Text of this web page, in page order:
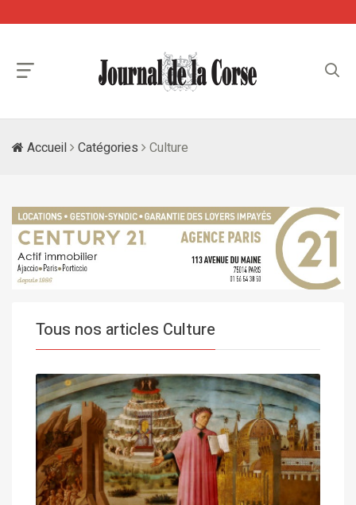
Accueil Catégories Culture
Tous nos articles Culture